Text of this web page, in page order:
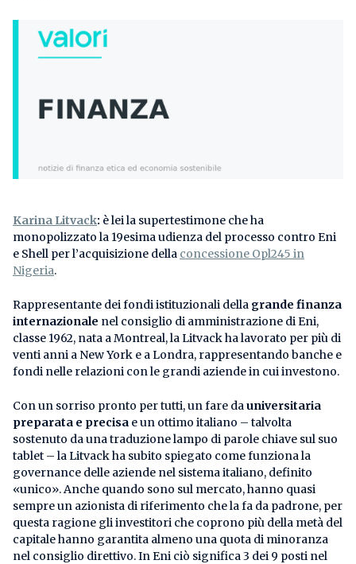
Karina Litvack: è lei la supertestimone che ha
monopolizzato la 19esima udienza del processo contro Eni
e Shell per l’acquisizione della concessione Opl245 in
Nigeria.
Rappresentante dei fondi istituzionali della grande finanza
internazionale nel consiglio di amministrazione di Eni,
classe 1962, nata a Montreal, la Litvack ha lavorato per più di
venti anni a New York e a Londra, rappresentando banche e
fondi nelle relazioni con le grandi aziende in cui investono.
Con un sorriso pronto per tutti, un fare dauniversitaria
preparata e precisa e un ottimo italiano – talvolta
sostenuto da una traduzione lampo di parole chiave sul suo
tablet – la Litvack ha subito spiegato come funziona la
governance delle aziende nel sistema italiano, definito
«unico». Anche quando sono sul mercato, hanno quasi
sempre un azionista di riferimento che la fa da padrone, per
questa ragione gli investitori che coprono più della metà del
capitale hanno garantita almeno una quota di minoranza
nel consiglio direttivo. In Eni ciò significa 3 dei 9 posti nel